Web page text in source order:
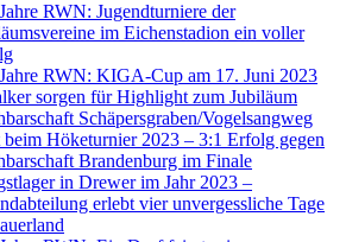
RWN: Jugendturniere der
im Eichenstadion ein voller
RWN: KIGA-Cup am 17. Juni 2023
sorgen für Highlight zum Jubiläum
Schäpersgraben/Vogelsangweg
beim Höketurnier 2023 – 3:1 Erfolg gegen
Brandenburg im Finale
in Drewer im Jahr 2023 –
erlebt vier unvergessliche Tage